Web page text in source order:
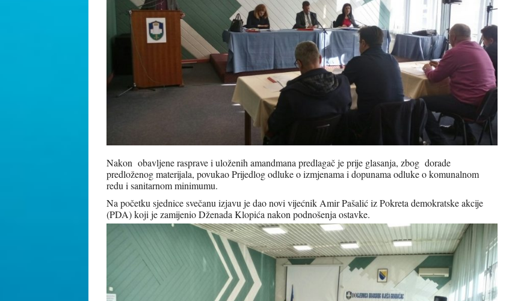
Nakon obavljene rasprave i uloženih amandmana predlagač je prije glasanja, zbog dorade
predloženog materijala, povukao Prijedlog odluke o izmjenama i dopunama odluke o komunalnom
redu i sanitarnom minimumu.
Na početku sjednice svečanu izjavu je dao novi vijećnik Amir Pašalić iz Pokreta demokratske akcije
(PDA) koji je zamijenio Dženada Klopića nakon podnošenja ostavke.